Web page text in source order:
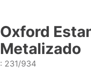
Oxford
Metalizado
: 231/934